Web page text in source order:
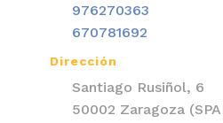
976270363
670781692
Dirección
Santiago Rusiñol, 6
50002 Zaragoza